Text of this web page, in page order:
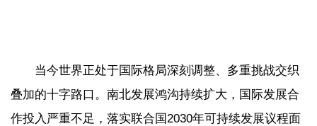
当今世界正处于国际格局深刻调整、多重挑战交织
叠加的十字路口。南北发展鸿沟持续扩大，国际发展合
作投入严重不足，落实联合国2030年可持续发展议程面